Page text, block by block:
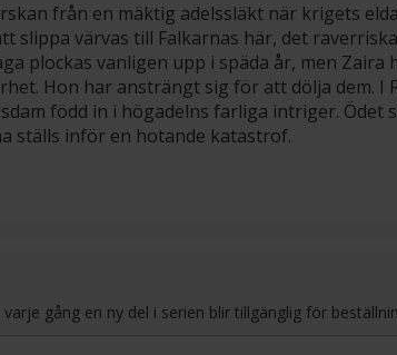
från en mäktig adelssläkt när krigets
slippa värvas till Falkarnas här, det
plockas vanligen upp i späda år, men Zaira
Hon har ansträngt sig för att dölja dem. I
född in i högadelns farliga intriger. Ödet
ställs inför en hotande katastrof.
gång en ny del i serien blir tillgänglig för